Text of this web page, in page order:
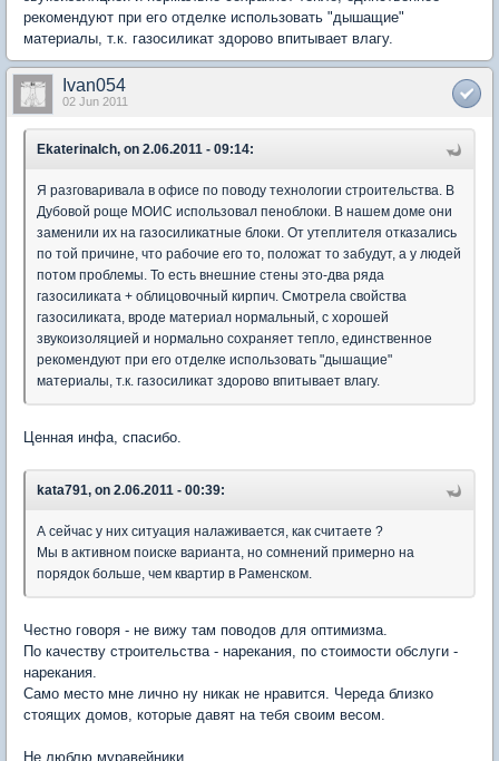
рекомендуют при его отделке использовать "дышащие"
материалы, т.к. газосиликат здорово впитывает влагу.
Ivan054
02 Jun 2011
Ekaterinalch, on 2.06.2011 - 09:14:
Я разговаривала в офисе по поводу технологии строительства. В
Дубовой роще МОИС использовал пеноблоки. В нашем доме они
заменили их на газосиликатные блоки. От утеплителя отказались
по той причине, что рабочие его то, положат то забудут, а у людей
потом проблемы. То есть внешние стены это-два ряда
газосиликата + облицовочный кирпич. Смотрела свойства
газосиликата, вроде материал нормальный, с хорошей
звукоизоляцией и нормально сохраняет тепло, единственное
рекомендуют при его отделке использовать "дышащие"
материалы, т.к. газосиликат здорово впитывает влагу.
Ценная инфа, спасибо.
kata791, on 2.06.2011 - 00:39:
А сейчас у них ситуация налаживается, как считаете ?
Мы в активном поиске варианта, но сомнений примерно на
порядок больше, чем квартир в Раменском.
Честно говоря - не вижу там поводов для оптимизма.
По качеству строительства - нарекания, по стоимости обслуги -
нарекания.
Само место мне лично ну никак не нравится. Череда близко
стоящих домов, которые давят на тебя своим весом.
Не люблю муравейники.